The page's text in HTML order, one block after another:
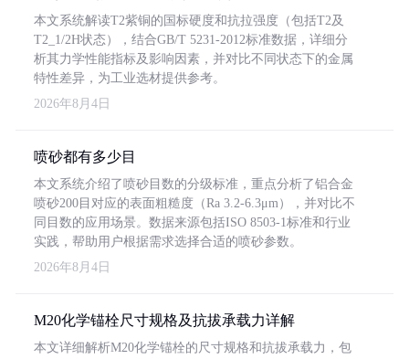
本文系统解读T2紫铜的国标硬度和抗拉强度（包括T2及
T2_1/2H状态），结合GB/T 5231-2012标准数据，详细分
析其力学性能指标及影响因素，并对比不同状态下的金属
特性差异，为工业选材提供参考。
2026年8月4日
喷砂都有多少目
本文系统介绍了喷砂目数的分级标准，重点分析了铝合金
喷砂200目对应的表面粗糙度（Ra 3.2-6.3μm），并对比不
同目数的应用场景。数据来源包括ISO 8503-1标准和行业
实践，帮助用户根据需求选择合适的喷砂参数。
2026年8月4日
M20化学锚栓尺寸规格及抗拔承载力详解
本文详细解析M20化学锚栓的尺寸规格和抗拔承载力，包